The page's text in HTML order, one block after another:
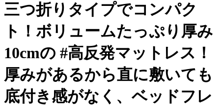
三つ折りタイプでコンパク
ト！ボリュームたっぷり厚み
10cmの #高反発マットレス！
厚みがあるから直に敷いても
底付き感がなく、ベッドフレ